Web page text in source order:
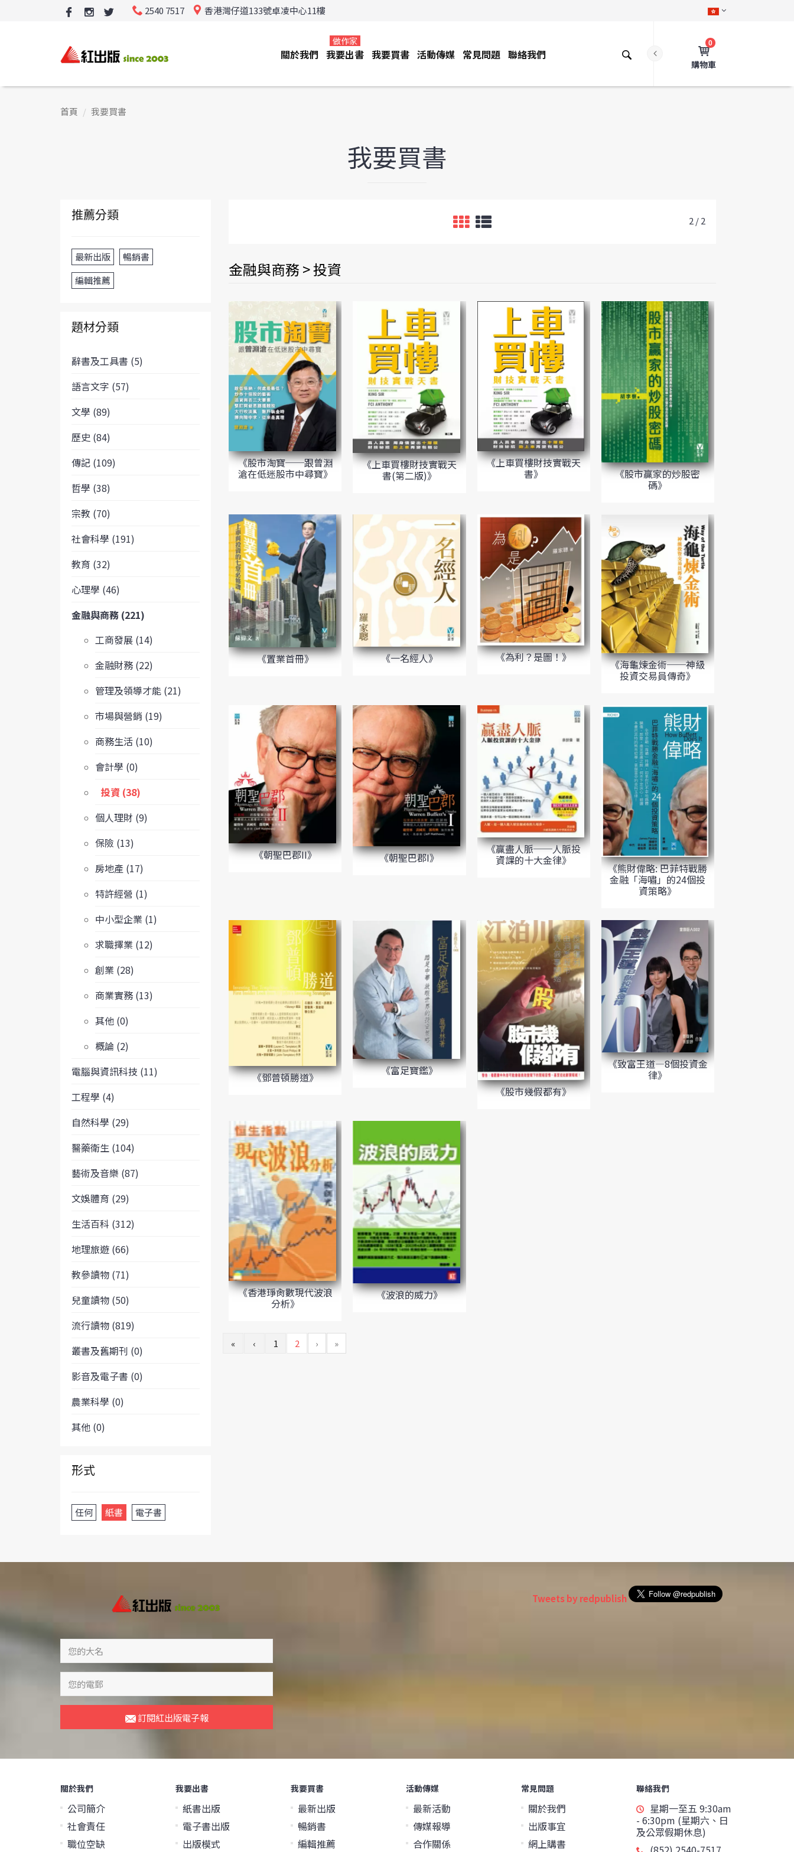
2540 7517 香港灣仔道133號卓凌中心11樓
0
購物車
關於我們 我要出書
做作家
我要買書 活動傳媒 常見問題 聯絡我們
首頁 我要買書
我要買書
推薦分類
最新出版
暢銷書
編輯推薦
題材分類
辭書及工具書 (5)
語言文字 (57)
文學 (89)
歷史 (84)
傳記 (109)
哲學 (38)
宗教 (70)
社會科學 (191)
教育 (32)
心理學 (46)
金融與商務 (221)
工商發展 (14)
金融財務 (22)
管理及領導才能 (21)
市場與營銷 (19)
商務生活 (10)
會計學 (0)
投資 (38)
個人理財 (9)
保險 (13)
房地產 (17)
特許經營 (1)
中小型企業 (1)
求職擇業 (12)
創業 (28)
商業實務 (13)
其他 (0)
概論 (2)
電腦與資訊科技 (11)
工程學 (4)
自然科學 (29)
醫藥衛生 (104)
藝術及音樂 (87)
文娛體育 (29)
生活百科 (312)
地理旅遊 (66)
教參讀物 (71)
兒童讀物 (50)
流行讀物 (819)
叢書及舊期刊 (0)
影音及電子書 (0)
農業科學 (0)
其他 (0)
形式
任何 紙書 電子書
2 / 2
金融與商務 > 投資
《股市淘寶──跟曾淵
滄在低迷股市中尋寶》
《上車買樓財技實戰天
書(第二版)》
《上車買樓財技實戰天
書》 《股市贏家的炒股密
碼》
《置業首冊》 《一名經人》 《為利？是圖！》
《海龜煉金術──神級
投資交易員傳奇》
《朝聖巴郡II》 《朝聖巴郡I》
《贏盡人脈──人脈投
資課的十大金律》
《熊財偉略: 巴菲特戰勝
金融「海嘯」的24個投
資策略》
《鄧普頓勝道》
《富足寶鑑》
《股市幾假都有》
《致富王道—8個投資金
律》
《香港琤肏數現代波浪
分析》
《波浪的威力》
« ‹ 1 2 › »
訂閱紅出版電子報
Tweets by redpublish
關於我們
公司簡介
社會責任
職位空缺
我要出書
紙書出版
電子書出版
出版模式
我要買書
最新出版
暢銷書
編輯推薦
活動傳媒
最新活動
傳媒報導
合作關係
常見問題
關於我們
出版事宜
網上購書
聯絡我們
星期一至五 9:30am
- 6:30pm (星期六、日
及公眾假期休息)